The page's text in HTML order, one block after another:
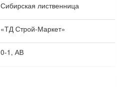
Сибирская лиственница
«ТД Строй-Маркет»
0-1, АВ